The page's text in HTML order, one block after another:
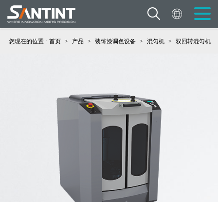
您现在的位置 : 首页 > 产品 > 装饰漆调色设备 > 混匀机 > 双回转混匀机